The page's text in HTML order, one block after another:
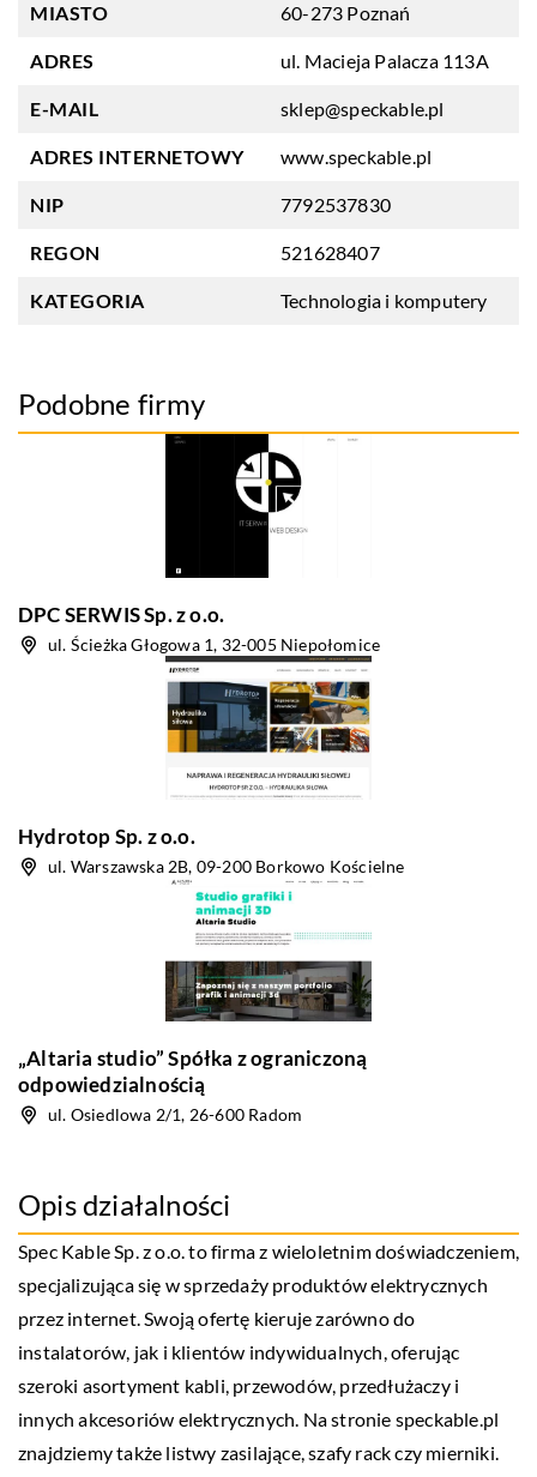
MIASTO 60-273 Poznań
ADRES ul. Macieja Palacza 113A
E-MAIL sklep@speckable.pl
ADRES INTERNETOWY www.speckable.pl
NIP 7792537830
REGON 521628407
KATEGORIA Technologia i komputery
Podobne firmy
DPC SERWIS Sp. z o.o.
ul. Ścieżka Głogowa 1, 32-005 Niepołomice
Hydrotop Sp. z o.o.
ul. Warszawska 2B, 09-200 Borkowo Kościelne
„Altaria studio” Spółka z ograniczoną
odpowiedzialnością
ul. Osiedlowa 2/1, 26-600 Radom
Opis działalności
Spec Kable Sp. z o.o. to firma z wieloletnim doświadczeniem,
specjalizująca się w sprzedaży produktów elektrycznych
przez internet. Swoją ofertę kieruje zarówno do
instalatorów, jak i klientów indywidualnych, oferując
szeroki asortyment kabli, przewodów, przedłużaczy i
innych akcesoriów elektrycznych. Na stronie speckable.pl
znajdziemy także listwy zasilające, szafy rack czy mierniki.